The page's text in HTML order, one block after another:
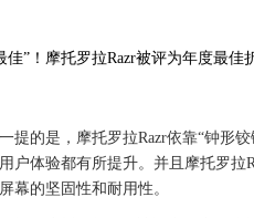
的是，摩托罗拉Razr依靠“钟形铰
户体验都有所提升。并且摩托罗
幕的坚固性和耐用性。